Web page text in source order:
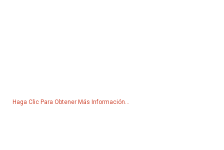
Haga Clic Para Obtener Más Información...